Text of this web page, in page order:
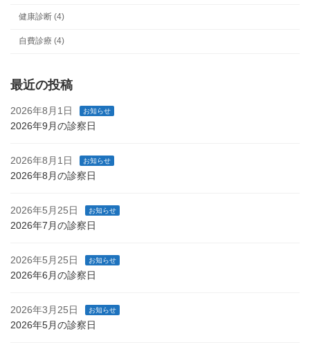
健康診断 (4)
自費診療 (4)
最近の投稿
2026年8月1日 お知らせ
2026年9月の診察日
2026年8月1日 お知らせ
2026年8月の診察日
2026年5月25日 お知らせ
2026年7月の診察日
2026年5月25日 お知らせ
2026年6月の診察日
2026年3月25日 お知らせ
2026年5月の診察日